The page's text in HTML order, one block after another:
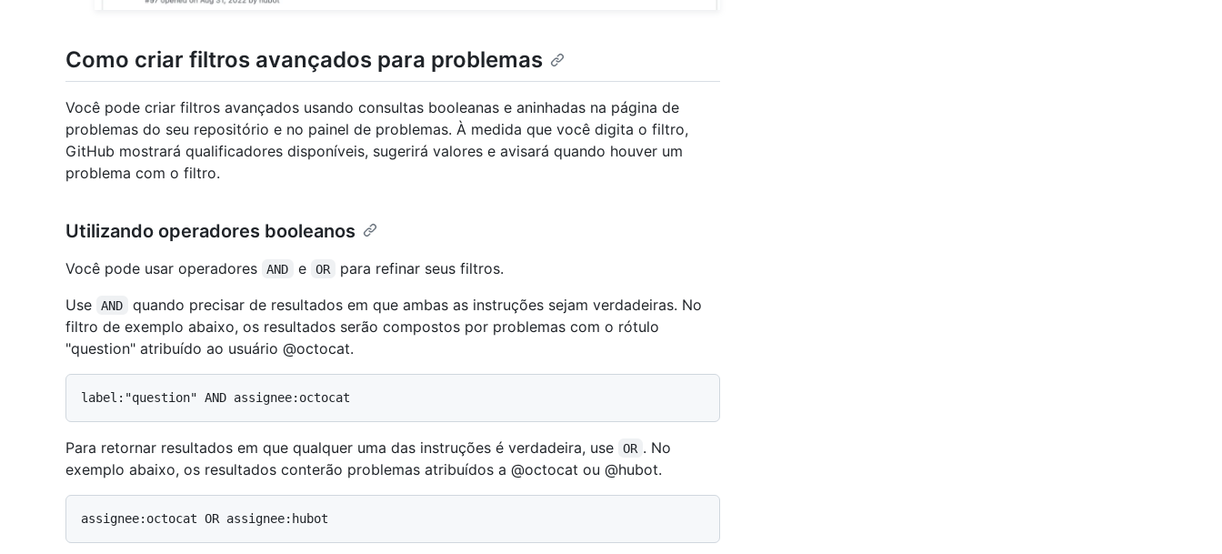
Como criar filtros avançados para problemas
Você pode criar filtros avançados usando consultas booleanas e aninhadas na página de
problemas do seu repositório e no painel de problemas. À medida que você digita o filtro,
GitHub mostrará qualificadores disponíveis, sugerirá valores e avisará quando houver um
problema com o filtro.
Utilizando operadores booleanos
Você pode usar operadores AND e OR
para refinar seus filtros.
Use
AND
quando precisar de resultados em que ambas as instruções sejam verdadeiras. No
filtro de exemplo abaixo, os resultados serão compostos por problemas com o rótulo
"question" atribuído ao usuário @octocat.
Para retornar resultados em que qualquer uma das instruções é verdadeira, use OR . No
exemplo abaixo, os resultados conterão problemas atribuídos a @octocat ou @hubot.